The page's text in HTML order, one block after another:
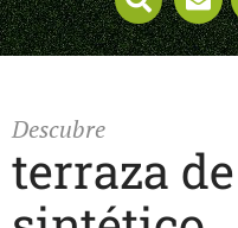
Descubre
terraza